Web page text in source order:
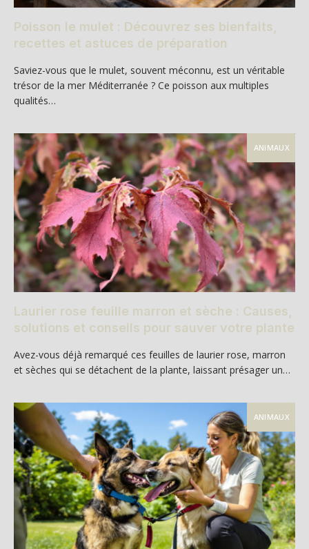
Poisson le mulet : Découvrez ses bienfaits,
recettes et astuces de préparation
Saviez-vous que le mulet, souvent méconnu, est un véritable
trésor de la mer Méditerranée ? Ce poisson aux multiples
qualités…
ANIMAUX
Laurier rose feuille marron et sèche : Causes,
solutions et conseils pour sauver votre plante
Avez-vous déjà remarqué ces feuilles de laurier rose, marron
et sèches qui se détachent de la plante, laissant présager un…
ANIMAUX